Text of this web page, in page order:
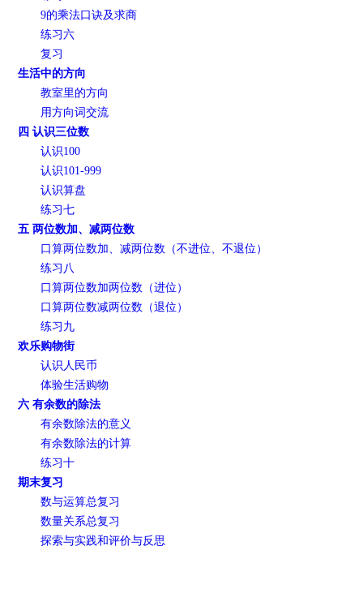
9的乘法口诀及求商
练习六
复习
生活中的方向
教室里的方向
用方向词交流
四 认识三位数
认识100
认识101-999
认识算盘
练习七
五 两位数加、减两位数
口算两位数加、减两位数（不进位、不退位）
练习八
口算两位数加两位数（进位）
口算两位数减两位数（退位）
练习九
欢乐购物街
认识人民币
体验生活购物
六 有余数的除法
有余数除法的意义
有余数除法的计算
练习十
期末复习
数与运算总复习
数量关系总复习
探索与实践和评价与反思